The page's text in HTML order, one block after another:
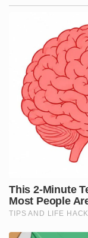
o
o
k
er